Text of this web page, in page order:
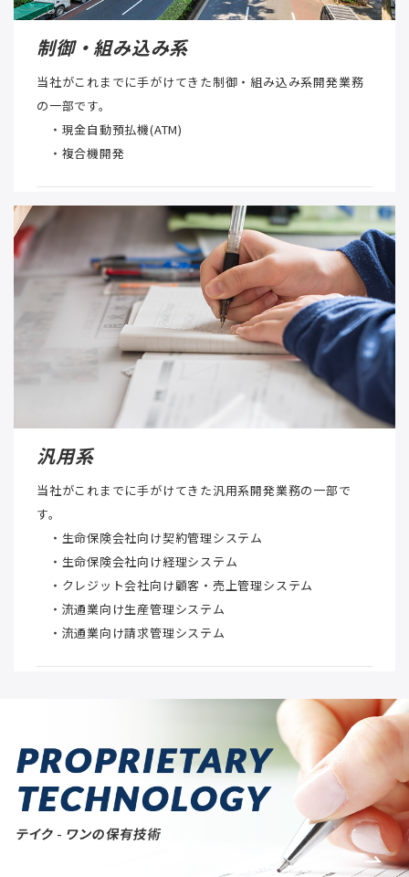
制御・組み込み系
当社がこれまでに手がけてきた制御・組み込み系開発業務
の一部です。
・現金自動預払機(ATM)
・複合機開発
汎用系
当社がこれまでに手がけてきた汎用系開発業務の一部で
す。
・生命保険会社向け契約管理システム
・生命保険会社向け経理システム
・クレジット会社向け顧客・売上管理システム
・流通業向け生産管理システム
・流通業向け請求管理システム